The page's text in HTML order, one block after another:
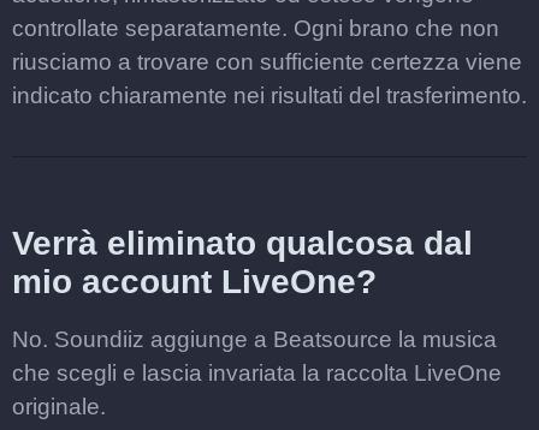
controllate separatamente. Ogni brano che non
riusciamo a trovare con sufficiente certezza viene
indicato chiaramente nei risultati del trasferimento.
Verrà eliminato qualcosa dal
mio account LiveOne?
No. Soundiiz aggiunge a Beatsource la musica
che scegli e lascia invariata la raccolta LiveOne
originale.